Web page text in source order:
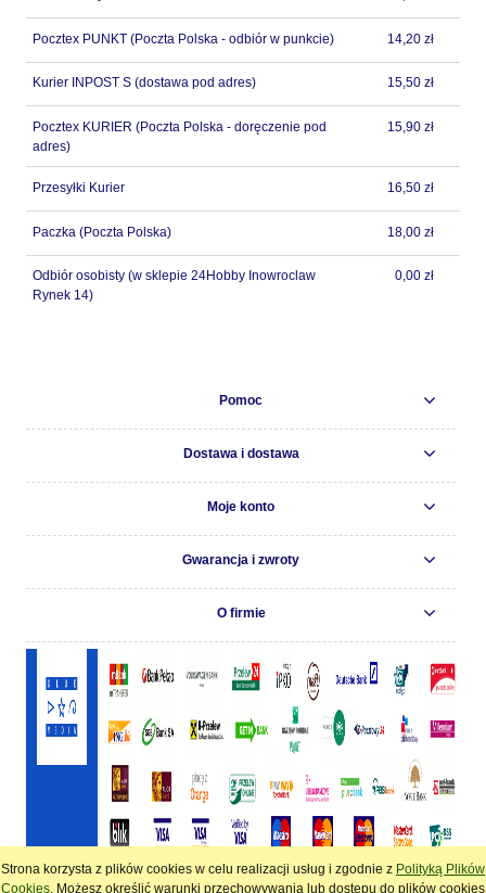
Strona korzysta z plików cookies w celu realizacji usług i zgodnie z Polityką Plików
Cookies. Możesz określić warunki przechowywania lub dostępu do plików cookies
Pocztex PUNKT (Poczta Polska - odbiór w punkcie) 14,20 zł
Kurier INPOST S (dostawa pod adres) 15,50 zł
Pocztex KURIER (Poczta Polska - doręczenie pod
adres)
15,90 zł
Przesyłki Kurier 16,50 zł
Paczka (Poczta Polska) 18,00 zł
Odbiór osobisty (w sklepie 24Hobby Inowroclaw
Rynek 14)
0,00 zł
Pomoc
Dostawa i dostawa
Moje konto
Gwarancja i zwroty
O firmie
pokaż pełną wersję strony